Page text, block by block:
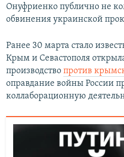
Онуфриенко публично не
обвинения украинской
Ранее 30 марта стало
Крым и Севастополя
производство против
оправдание войны России
коллаборационную